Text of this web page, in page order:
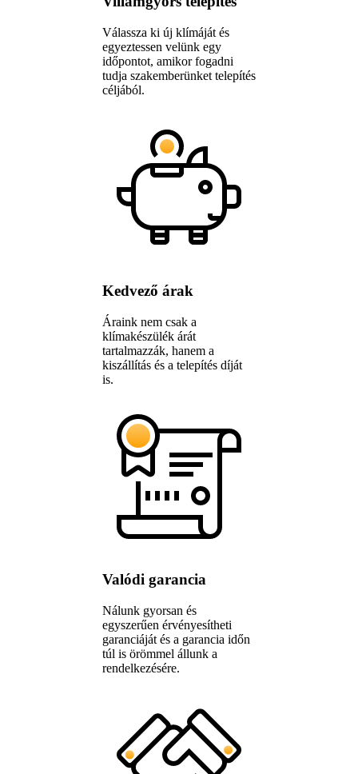
Válassza ki új klímáját és
egyeztessen velünk egy
időpontot, amikor fogadni
tudja szakemberünket telepítés
céljából.
Kedvező árak
Áraink nem csak a
klímakészülék árát
tartalmazzák, hanem a
kiszállítás és a telepítés díját
is.
Valódi garancia
Nálunk gyorsan és
egyszerűen érvényesítheti
garanciáját és a garancia időn
túl is örömmel állunk a
rendelkezésére.